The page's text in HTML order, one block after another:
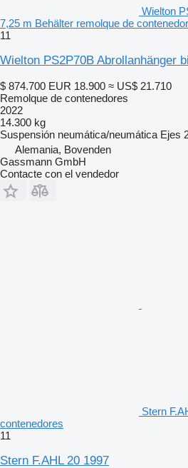
Wielton
7,25 m Behälter remolque de
11
Wielton PS2P70B Abrollanhänger
$ 874.700 EUR 18.900 ≈ US$ 21.710
Remolque de contenedores
2022
14.300 kg
Suspensión neumática/neumática Ejes
Alemania, Bovenden
Gassmann GmbH
Contacte con el vendedor
Stern
contenedores
11
Stern F.AHL 20 1997